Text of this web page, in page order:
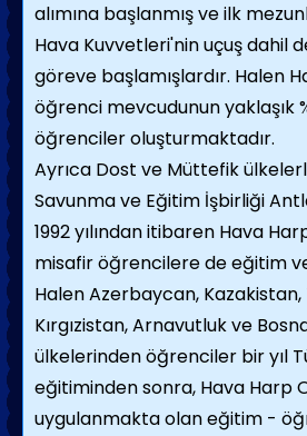
alımına başlanmış ve ilk
Hava Kuvvetleri'nin uçuş dahil
göreve başlamışlardır. Halen
öğrenci mevcudunun yaklaşık
öğrenciler oluşturmaktadır.
Ayrıca Dost ve Müttefik
Savunma ve Eğitim İşbirliği
1992 yılından itibaren Hava
misafir öğrencilere de eğitim
Halen Azerbaycan,
Kırgızistan, Arnavutluk ve
ülkelerinden öğrenciler bir yıl
eğitiminden sonra, Hava Harp
uygulanmakta olan eğitim -